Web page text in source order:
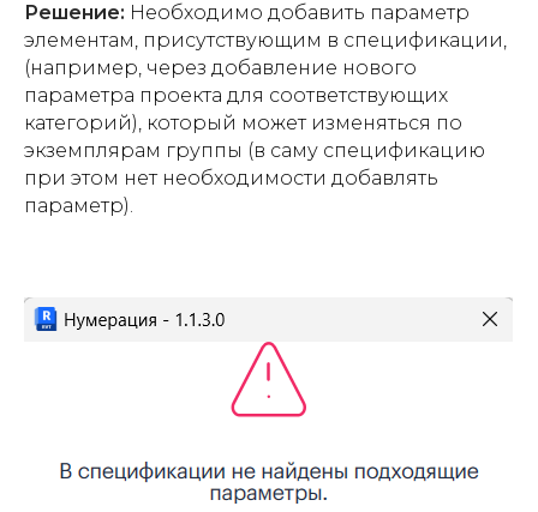
Решение: Необходимо добавить параметр
элементам, присутствующим в спецификации,
(например, через добавление нового
параметра проекта для соответствующих
категорий), который может изменяться по
экземплярам группы (в саму спецификацию
при этом нет необходимости добавлять
параметр).